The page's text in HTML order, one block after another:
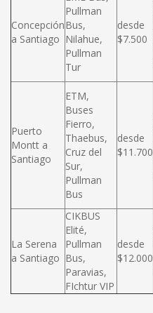
Concepción
a Santiago
Pullman
Bus,
Nilahue,
Pullman
Tur
desde
$7.500
Puerto
Montt a
Santiago
ETM,
Buses
Fierro,
Thaebus,
Cruz del
Sur,
Pullman
Bus
desde
$11.700
La Serena
a Santiago
CIKBUS
Elité,
Pullman
Bus,
Paravias,
FIchtur VIP
desde
$12.000